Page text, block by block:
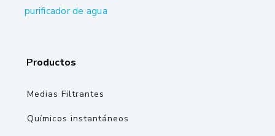
purificador de agua
Productos
Medias Filtrantes
Químicos instantáneos